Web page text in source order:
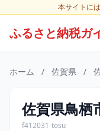
本サイトに
ふるさと納税ガ
ホーム / 佐賀県 /
佐賀県鳥栖
f412031-tosu